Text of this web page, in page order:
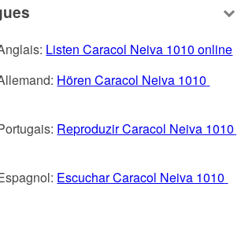
Listen Caracol Neiva 1010 online
Hören Caracol Neiva 1010
Reproduzir Caracol Neiva 1010
Escuchar Caracol Neiva 1010